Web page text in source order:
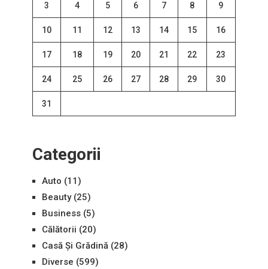
3 4 5 6 7 8 9
10 11 12 13 14 15 16
17 18 19 20 21 22 23
24 25 26 27 28 29 30
31
Categorii
Auto (11)
Beauty(25)
Business(5)
Călătorii (20)
Casă Și Grădină(28)
Diverse (599)